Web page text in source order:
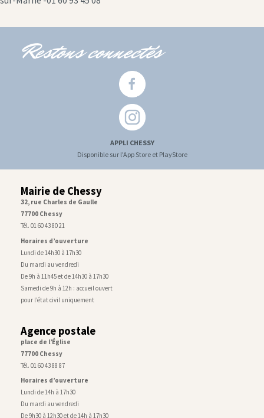
Restons connectés
APPLI CHESSY
Disponible sur l'App Store et PlayStore
Mairie de Chessy
32, rue Charles de Gaulle
77700 Chessy
Tél. 01 60 43 80 21
Horaires d’ouverture
Lundi de 14h30 à 17h30
Du mardi au vendredi
De 9h à 11h45 et de 14h30 à 17h30
Samedi de 9h à 12h : accueil ouvert
pour l’état civil uniquement
Agence postale
place de l’Église
77700 Chessy
Tél. 01 60 43 88 87
Horaires d’ouverture
Lundi de 14h à 17h30
Du mardi au vendredi
De 9h30 à 12h30 et de 14h à 17h30